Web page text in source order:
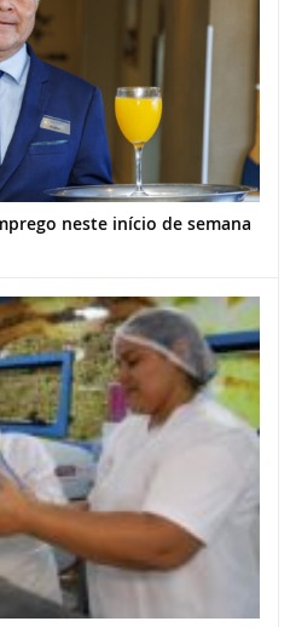
neste início de semana